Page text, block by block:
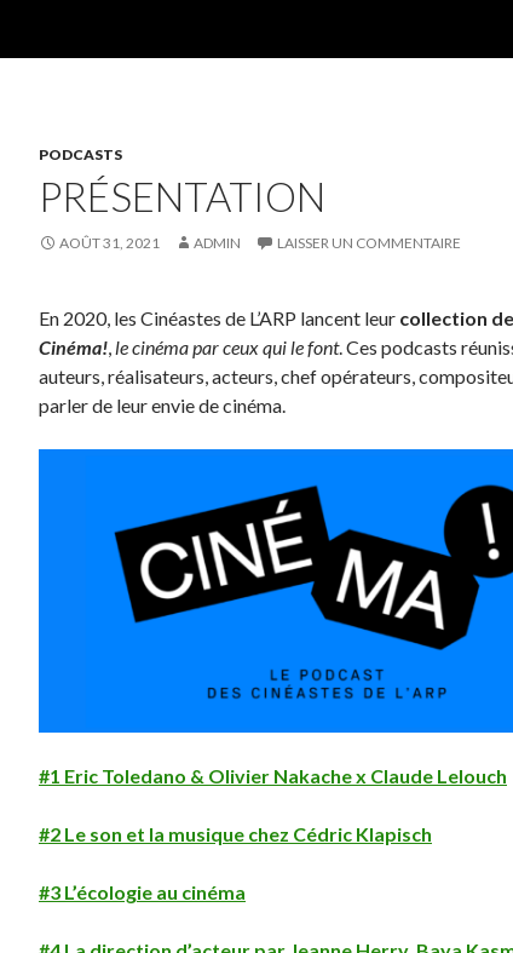
PODCASTS
PRÉSENTATION
AOÛT 31, 2021 ADMIN LAISSER UN COMMENTAIRE
En 2020, les Cinéastes de L’ARP lancent leur collection
Cinéma!, le cinéma par ceux qui le font. Ces podcasts
auteurs, réalisateurs, acteurs, chef opérateurs,
parler de leur envie de cinéma.
#1 Eric Toledano & Olivier Nakache x Claude Lelouch
#2 Le son et la musique chez Cédric Klapisch
#3 L’écologie au cinéma